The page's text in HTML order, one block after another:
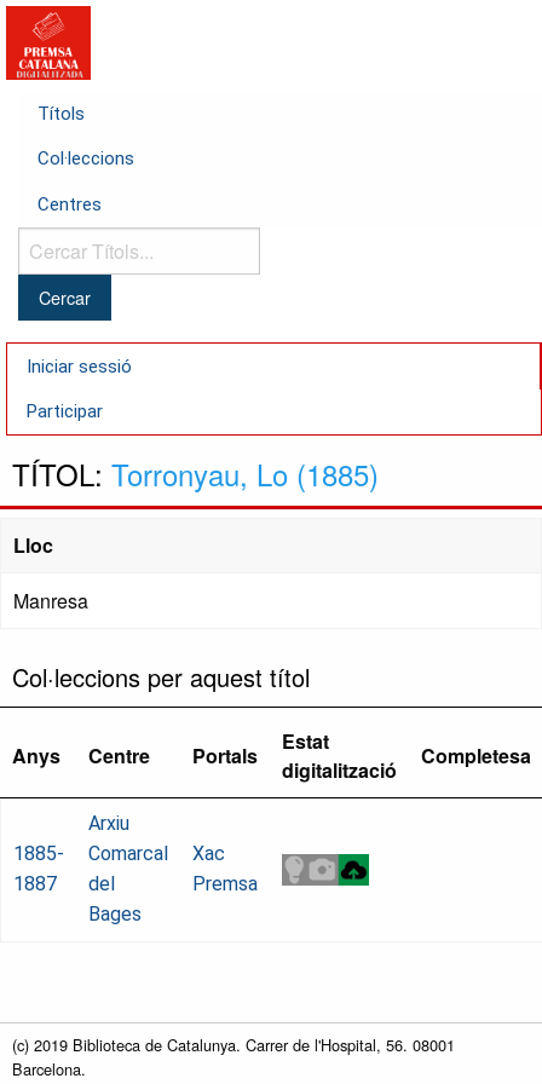
Títols
Col·leccions
Centres
Cercar
Títols...
Iniciar sessió
Participar
TÍTOL: Torronyau, Lo (1885)
Lloc
Manresa
Col·leccions per aquest títol
Anys Centre Portals
Estat
digitalització
Completesa
1885-
1887
Arxiu
Comarcal
del
Bages
Xac
Premsa
(c) 2019 Biblioteca de Catalunya. Carrer de l'Hospital, 56. 08001
Barcelona.